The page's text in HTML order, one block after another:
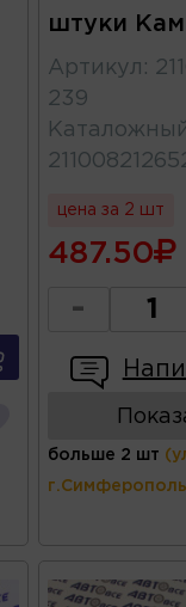
штуки
Артикул :
239
цена за 2 шт
487.50
-
больше 2 шт